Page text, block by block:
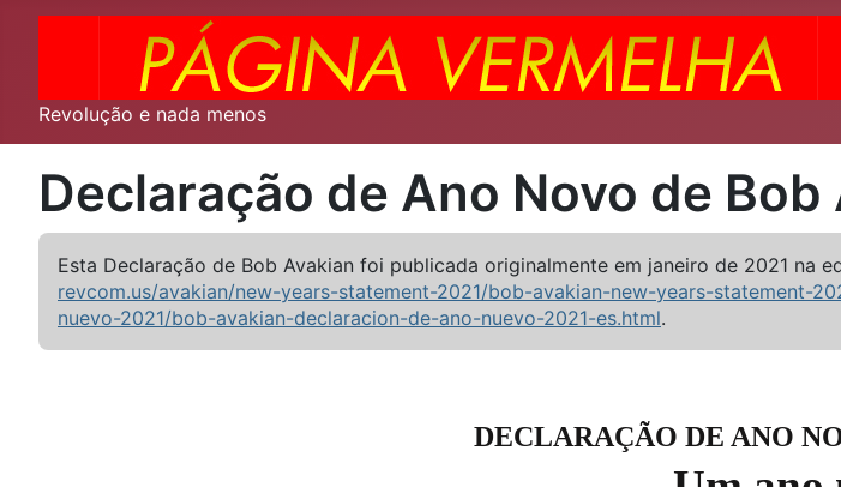
Revolução e nada menos
Declaração de Ano Novo de Bob
Esta Declaração de Bob Avakian foi publicada originalmente em janeiro de 2021 na
revcom.us/avakian/new-years-statement-2021/bob-avakian-new-years-statement-
nuevo-2021/bob-avakian-declaracion-de-ano-nuevo-2021-es.html.
DECLARAÇÃO DE ANO